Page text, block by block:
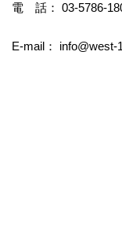
電 話： 03-5786-
E-mail： info@west-